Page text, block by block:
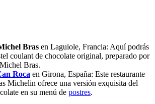
Bras en Laguiole, Francia: Aquí podrás
coulant de chocolate original, preparado por
Bras.
Roca en Girona, España: Este restaurante
Michelin ofrece una versión exquisita del
en su menú de postres.